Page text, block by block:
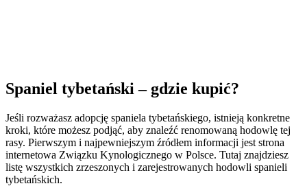
Spaniel tybetański – gdzie kupić?
Jeśli rozważasz adopcję spaniela tybetańskiego, istnieją konkretne
kroki, które możesz podjąć, aby znaleźć renomowaną hodowlę tej
rasy. Pierwszym i najpewniejszym źródłem informacji jest strona
internetowa Związku Kynologicznego w Polsce. Tutaj znajdziesz
listę wszystkich zrzeszonych i zarejestrowanych hodowli spanieli
tybetańskich.